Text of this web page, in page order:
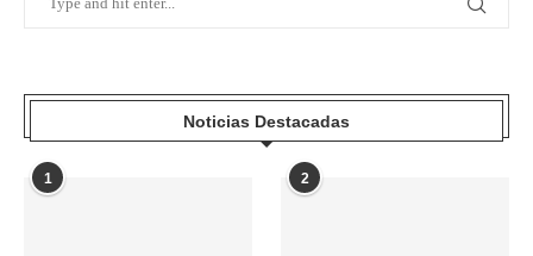
Noticias Destacadas
1 2